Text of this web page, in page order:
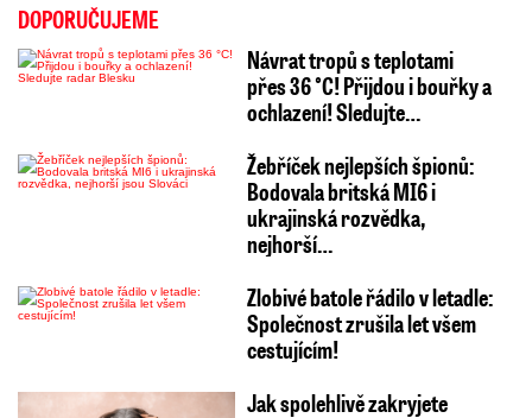
DOPORUČUJEME
Návrat tropů s teplotami
přes 36 °C! Přijdou i bouřky a
ochlazení! Sledujte…
Žebříček nejlepších špionů:
Bodovala britská MI6 i
ukrajinská rozvědka,
nejhorší…
Zlobivé batole řádilo v letadle:
Společnost zrušila let všem
cestujícím!
Jak spolehlivě zakryjete